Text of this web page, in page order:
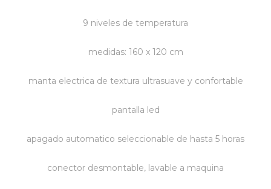
9 niveles de temperatura
medidas: 160 x 120 cm
manta electrica de textura ultrasuave y confortable
pantalla led
apagado automatico seleccionable de hasta 5 horas
conector desmontable, lavable a maquina